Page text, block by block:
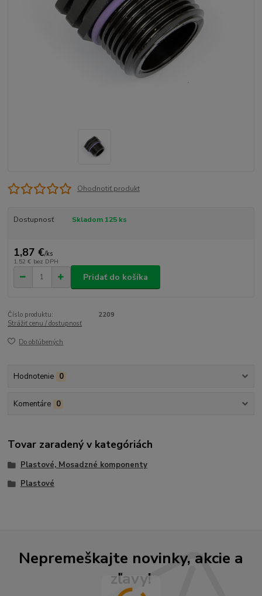
Ohodnotiť produkt
Dostupnosť Skladom 125 ks
1,87 €/ks
1,52 € bez DPH
Pridať do košíka
Číslo produktu:
2209
Strážiť cenu / dostupnosť
Do obľúbených
Hodnotenie 0
Komentáre 0
Tovar zaradený v kategóriách
Plastové, Mosadzné komponenty
Plastové
Nepremeškajte novinky, akcie a
zľavy!